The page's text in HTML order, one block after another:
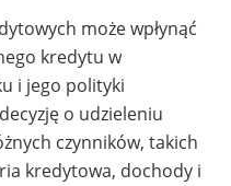
może wpłynąć
kredytu w
i jego polityki
o udzieleniu
czynników, takich
kredytowa, dochody i